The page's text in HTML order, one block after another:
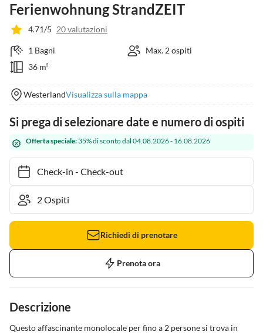
Ferienwohnung StrandZEIT
4.71/5 20 valutazioni
1 Bagni
Max. 2 ospiti
36 m²
WesterlandVisualizza sulla mappa
Si prega di selezionare date e numero di ospiti
Offerta speciale: 35% di sconto dal 04.08.2026 - 16.08.2026
Check-in- Check-out
Richiedi di prenotare
Prenota ora
Descrizione
Questo affascinante monolocale per fino a 2 persone si trova in